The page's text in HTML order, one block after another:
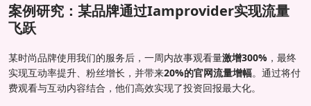
案例研究：某品牌通过Iamprovider实现流量
飞跃
某时尚品牌使用我们的服务后，一周内故事观看量激增300% ，最终
实现互动率提升、粉丝增长，并带来20%的官网流量增幅。通过将付
费观看与互动内容结合，他们高效实现了投资回报最大化。